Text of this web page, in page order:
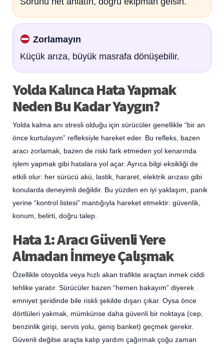
Zorlamayın
Küçük arıza, büyük masrafa dönüşebilir.
Yolda Kalınca Hata Yapmak
Neden Bu Kadar Yaygın?
Yolda kalma anı stresli olduğu için sürücüler genellikle “bir an
önce kurtulayım” refleksiyle hareket eder. Bu refleks, bazen
aracı zorlamak, bazen de riski fark etmeden yol kenarında
işlem yapmak gibi hatalara yol açar. Ayrıca bilgi eksikliği de
etkili olur: her sürücü akü, lastik, hararet, elektrik arızası gibi
konularda deneyimli değildir. Bu yüzden en iyi yaklaşım, panik
yerine “kontrol listesi” mantığıyla hareket etmektir: güvenlik,
konum, belirti, doğru talep.
Hata 1: Aracı Güvenli Yere
Almadan İnmeye Çalışmak
Özellikle otoyolda veya hızlı akan trafikte araçtan inmek ciddi
tehlike yaratır. Sürücüler bazen “hemen bakayım” diyerek
emniyet şeridinde bile riskli şekilde dışarı çıkar. Oysa önce
dörtlüleri yakmak, mümkünse daha güvenli bir noktaya (cep,
benzinlik girişi, servis yolu, geniş banket) geçmek gerekir.
Güvenli değilse araçta kalıp yardım çağırmak çoğu zaman